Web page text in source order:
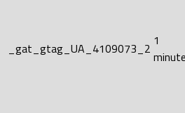
_gat_gtag_UA_4109073_2 1
minute